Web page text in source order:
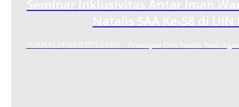
Seminar Inklusivitas Antar Iman
Natalis SAA Ke-58 di
JURNALPOSMEDIA.COM – Penutupan Dies Natalis Studi